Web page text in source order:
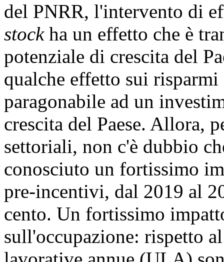
del PNRR, l'intervento di
stockha un effetto che è
potenziale di crescita del
qualche effetto sui
paragonabile ad un
crescita del Paese. Allora,
settoriali, non c'è dubbio
conosciuto un fortissimo
pre-incentivi, dal 2019 al
cento. Un fortissimo
sull'occupazione: rispetto